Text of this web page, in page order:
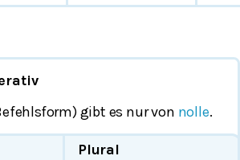
gibt es nur von nolle.
Plural